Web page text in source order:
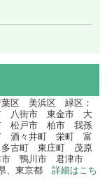
区 美浜区 緑区：
八街市 東金市 大
松戸市 柏市 我孫
酒々井町 栄町 富
古町 東庄町 茂原
鴨川市 君津市
、東京都詳細はこち